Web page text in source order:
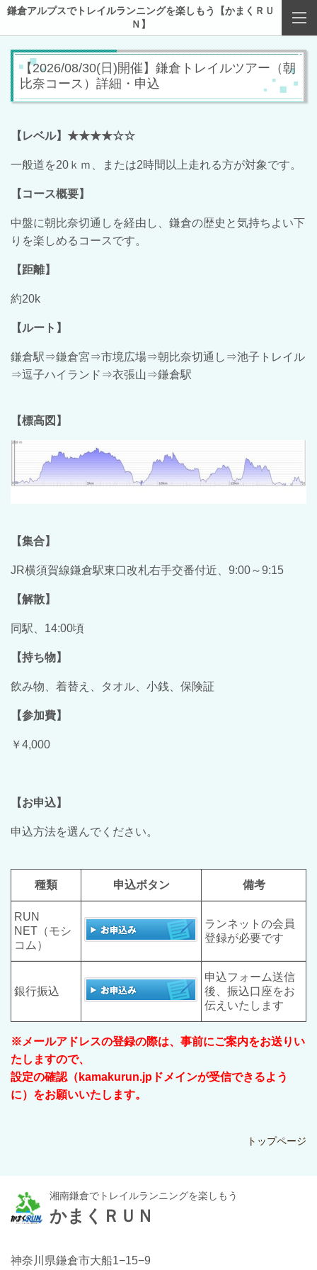
鎌倉アルプスでトレイルランニングを楽しもう【かまくＲＵ
Ｎ】
【2026/08/30(日)開催】鎌倉トレイルツアー（朝
比奈コース）詳細・申込
【レベル】★★★★☆☆
一般道を20ｋｍ、または2時間以上走れる方が対象です。
【コース概要】
中盤に朝比奈切通しを経由し、鎌倉の歴史と気持ちよい下
りを楽しめるコースです。
【距離】
約20k
【ルート】
鎌倉駅⇒鎌倉宮⇒市境広場⇒朝比奈切通し⇒池子トレイル
⇒逗子ハイランド⇒衣張山⇒鎌倉駅
【標高図】
【集合】
JR横須賀線鎌倉駅東口改札右手交番付近、9:00～9:15
【解散】
同駅、14:00頃
【持ち物】
飲み物、着替え、タオル、小銭、保険証
【参加費】
￥4,000
【お申込】
申込方法を選んでください。
種類 申込ボタン 備考
RUN
NET（モシ
コム）
ランネットの会員
登録が必要です
銀行振込
申込フォーム送信
後、振込口座をお
伝えいたします
※メールアドレスの登録の際は、事前にご案内をお送りい
たしますので、
設定の確認（kamakurun.jpドメインが受信できるよう
に）をお願いいたします。
トップページ
湘南鎌倉でトレイルランニングを楽しもう
かまくＲＵＮ
神奈川県鎌倉市大船1−15−9